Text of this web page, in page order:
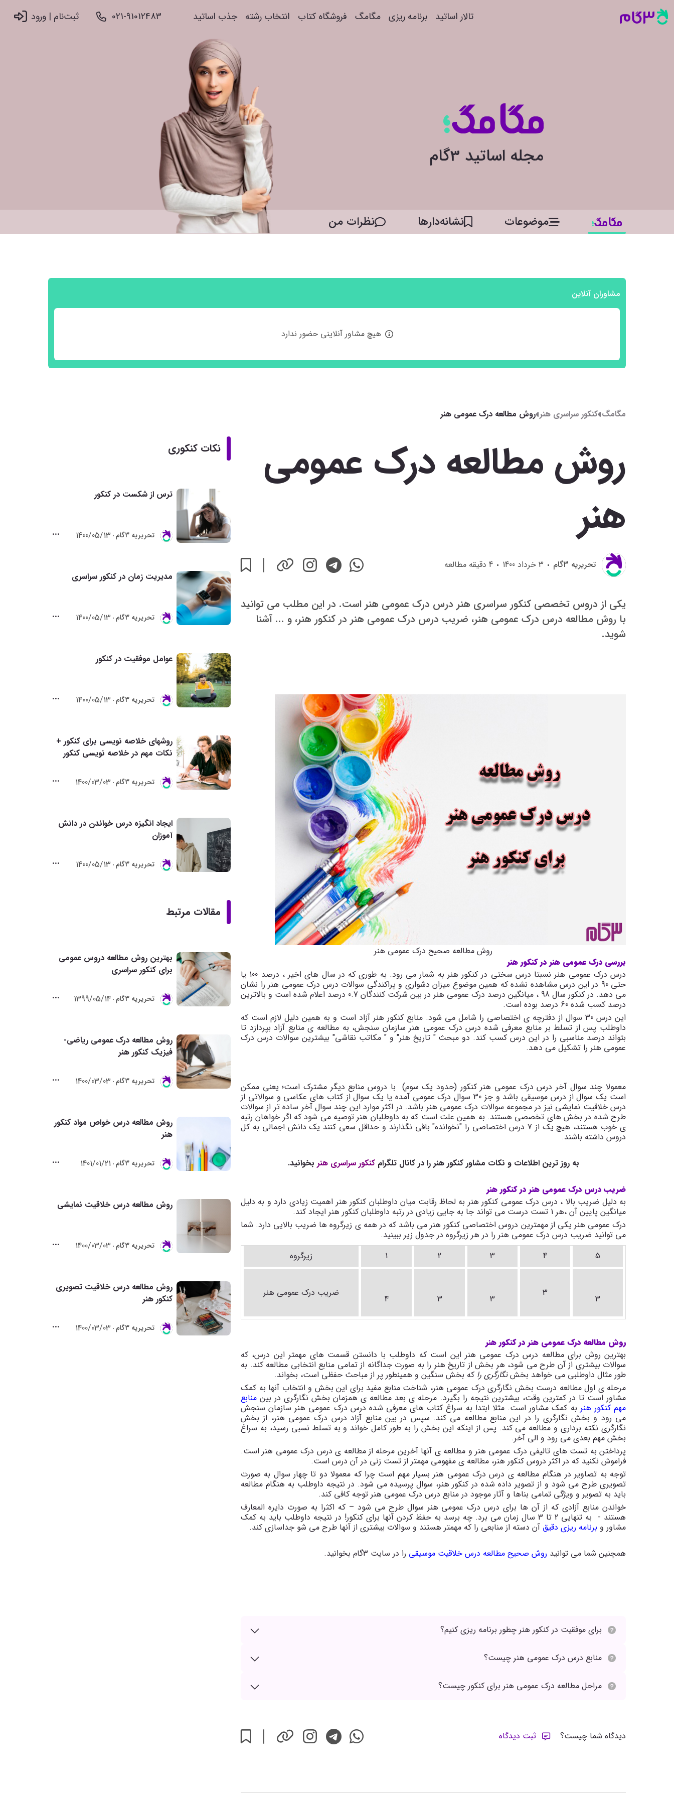
تالار اساتید برنامه ریزی مگامگ فروشگاه کتاب انتخاب رشته جذب اساتید 021-91012483 ثبت‌نام |‌ ورود
مجله اساتید 3گام
موضوعات نشانه‌دار‌ها نظرات من
مشاوران آنلاین
هیچ مشاور آنلاینی حضور ندارد
مگامگ کنکور سراسری هنر روش مطالعه درک عمومی هنر
روش مطالعه درک عمومی
هنر
تحريريه 3گام 3 خرداد 1400 4 دقیقه مطالعه
یکی از دروس تخصصی کنکور سراسری هنر درس درک عمومی هنر است. در این مطلب می توانید
با روش مطالعه درس درک عمومی هنر، ضریب درس درک عمومی هنر در کنکور هنر، و ... آشنا
شوید.
روش مطالعه صحیح درک عمومی هنر
بررسی درک عمومی هنر در کنکور هنر
درس درک عمومی هنر نسبتا درس سختی در کنکور هنر به شمار می رود. به طوری که در سال های اخیر ، درصد 100 یا
حتی 90 در این درس مشاهده نشده که همین موضوع میزان دشواری و پراکندگی سوالات درس درک عمومی هنر را نشان
می دهد. در کنکور سال 98 ، میانگین درصد درک عمومی هنر در بین شرکت کنندگان 0.7 درصد اعلام شده است و بالاترین
درصد کسب شده 60 درصد بوده است.
این درس 30 سوال از دفترچه ی اختصاصی را شامل می شود. منابع کنکور هنر آزاد است و به همین دلیل لازم است که
داوطلب پس از تسلط بر منابع معرفی شده درس درک عمومی هنر سازمان سنجش، به مطالعه ی منابع آزاد بپردازد تا
بتواند درصد مناسبی را در این درس کسب کند. دو مبحث " تاریخ هنر" و " مکاتب نقاشی" بیشترین سوالات درس درک
عمومی هنر را تشکیل می دهد.
معمولا چند سوال آخر درس درک عمومی هنر کنکور (حدود یک سوم) با دروس منابع دیگر مشترک است؛ یعنی ممکن
است یک سوال از درس موسیقی باشد و جز 30 سوال درک عمومی آمده یا یک سوال از کتاب های عکاسی و سوالاتی از
درس خلاقیت نمایشی نیز در مجموعه سوالات درک عمومی هنر باشد. در اکثر موارد این چند سوال آخر ساده تر از سوالات
طرح شده در بخش های تخصصی هستند. به همین علت است که به داوطلبان هنر توصیه می شود که اگر خواهان رتبه
ی خوب هستند، هیچ یک از 7 درس اختصاصی را "نخوانده" باقی نگذارند و حداقل سعی کنند یک دانش اجمالی به کل
دروس داشته باشند.
به روز ترین اطلاعات و نکات مشاور کنکور هنر را در کانال تلگرامکنکور سراسری هنر بخوانید.
ضریب درس درک عمومی هنر در کنکور هنر
به دلیل ضریب بالا ، درس درک عمومی کنکور هنر به لحاظ رقابت میان داوطلبان کنکور هنر اهمیت زیادی دارد و به دلیل
میانگین پایین آن ،هر 1 تست درست می تواند جا به جایی زیادی در رتبه داوطلبان کنکور هنر ایجاد کند.
درک عمومی هنر یکی از مهمترین دروس اختصاصی کنکور هنر می باشد که در همه ی زیرگروه ها ضریب بالایی دارد. شما
می توانید ضریب درس درک عمومی هنر را در هر زیرگروه در جدول زیر ببینید.
5
4
3
2
1 زیرگروه
3
3
3
3
4
ضریب درک عمومی هنر
روش مطالعه درک عمومی هنر در کنکور هنر
بهترین روش برای مطالعه درس درک عمومی هنر این است که داوطلب با دانستن قسمت های مهمتر این درس، که
سوالات بیشتری از آن طرح می شود، هر بخش از تاریخ هنر را به صورت جداگانه از تمامی منابع انتخابی مطالعه کند. به
طور مثال داوطلبی می خواهد بخشنگارگری را که بخش سنگین و همینطور پر از مباحث حفظی است، بخواند.
مرحله ی اول مطالعه درست بخش نگارگری درک عمومی هنر، شناخت منابع مفید برای این بخش و انتخاب آنها به کمک
مشاور است تا در کمترین وقت، بیشترین نتیجه را بگیرد. مرحله ی بعد مطالعه ی همزمان بخش نگارگری در بین منابع
مهم کنکور هنر به کمک مشاور است. مثلا ابتدا به سراغ کتاب های معرفی شده درس درک عمومی هنر سازمان سنجش
می رود و بخش نگارگری را در این منابع مطالعه می کند. سپس در بین منابع آزاد درس درک عمومی هنر، از بخش
نگارگری نکته برداری و مطالعه می کند. پس از اینکه این بخش را به طور کامل خواند و به تسلط نسبی رسید، به سراغ
بخش مهم بعدی می رود و الی آخر.
پرداختن به تست های تالیفی درک عمومی هنر و مطالعه ی آنها آخرین مرحله از مطالعه ی درس درک عمومی هنر است.
فراموش نکنید که در اکثر دروس کنکور هنر، مطالعه ی مفهومی مهمتر از تست زنی در آن درس است.
توجه به تصاویر در هنگام مطالعه ی درس درک عمومی هنر بسیار مهم است چرا که معمولا دو تا چهار سوال به صورت
تصویری طرح می شود و از تصویر داده شده در کنکور هنر، سوال پرسیده می شود. در نتیجه داوطلب به هنگام مطالعه
باید به تصویر و ویژگی تمامی بناها و آثار موجود در منابع درس درک عمومی هنر توجه کافی کند.
خواندن منابع آزادی که از آن ها برای درس درک عمومی هنر سوال طرح می شود – که اکثرا به صورت دایره المعارف
هستند - به تنهایی 2 تا 3 سال زمان می برد. چه برسد به حفظ کردن آنها برای کنکور! در نتیجه داوطلب باید به کمک
مشاور و برنامه ریزی دقیق آن دسته از منابعی را که مهمتر هستند و سوالات بیشتری از آنها طرح می شو جداسازی کند.
همچنین شما می توانید روش صحیح مطالعه درس خلاقیت موسیقی را در سایت 3گام بخوانید.
برای موفقیت در کنکور هنر چطور برنامه ریزی کنیم؟
منابع درس درک عمومی هنر چیست؟
مراحل مطالعه درک عمومی هنر برای کنکور چیست؟
دیدگاه شما چیست؟ ثبت دیدگاه
نکات کنکوری
ترس از شکست در کنکور
تحريريه 3گام 1400/05/13
مدیریت زمان در کنکور سراسری
تحريريه 3گام 1400/05/13
عوامل موفقیت در کنکور
تحريريه 3گام 1400/05/13
روشهای خلاصه نویسی برای کنکور +
نکات مهم در خلاصه نویسی کنکور
تحريريه 3گام 1400/03/03
ایجاد انگیزه درس خواندن در دانش
آموزان
تحريريه 3گام 1400/05/13
مقالات مرتبط
بهترین روش مطالعه دروس عمومی
برای کنکور سراسری
تحريريه 3گام 1399/05/14
روش مطالعه درک عمومی ریاضی-
فیزیک کنکور هنر
تحريريه 3گام 1400/03/03
روش مطالعه درس خواص مواد کنکور
هنر
تحريريه 3گام 1401/01/21
روش مطالعه درس خلاقیت نمایشی
تحريريه 3گام 1400/03/03
روش مطالعه درس خلاقیت تصویری
کنکور هنر
تحريريه 3گام 1400/03/03